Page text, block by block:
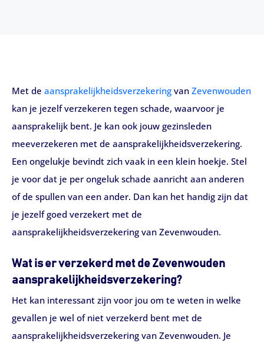
Met de aansprakelijkheidsverzekering van Zevenwouden
kan je jezelf verzekeren tegen schade, waarvoor je
aansprakelijk bent. Je kan ook jouw gezinsleden
meeverzekeren met de aansprakelijkheidsverzekering.
Een ongelukje bevindt zich vaak in een klein hoekje. Stel
je voor dat je per ongeluk schade aanricht aan anderen
of de spullen van een ander. Dan kan het handig zijn dat
je jezelf goed verzekert met de
aansprakelijkheidsverzekering van Zevenwouden.
Wat is er verzekerd met de Zevenwouden
aansprakelijkheidsverzekering?
Het kan interessant zijn voor jou om te weten in welke
gevallen je wel of niet verzekerd bent met de
aansprakelijkheidsverzekering van Zevenwouden. Je